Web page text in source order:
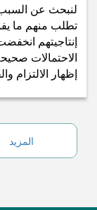
لنبحث عن
تطلب منهم ما
إنتاجيتهم
الاحتمالات
إظهار الالتزام
المزيد